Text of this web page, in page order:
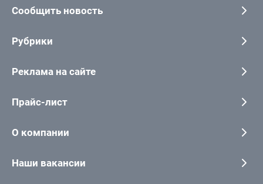
Сообщить новость
Рубрики
Реклама на сайте
Прайс-лист
О компании
Наши вакансии